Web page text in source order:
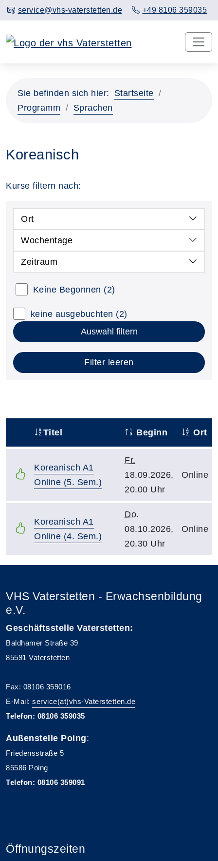
service@vhs-vaterstetten.de +49 8106 359035
Sie befinden sich hier:
Startseite
Programm
Sprachen
Koreanisch
Kurse filtern nach:
Ort
Wochentage
Zeitraum
Keine Begonnen (2)
keine ausgebuchten (2)
Auswahl filtern
Filter leeren
Titel Beginn Ort
Koreanisch A1
Online (5. Sem.)
Fr.
18.09.2026,
20.00 Uhr
Online
Koreanisch A1
Online (4. Sem.)
Do.
08.10.2026,
20.30 Uhr
Online
VHS Vaterstetten - Erwachsenbildung
e.V.
Geschäftsstelle Vaterstetten:
Baldhamer Straße 39
85591 Vaterstetten
Fax: 08106 359016
E-Mail: service(at)vhs-Vaterstetten.de
Telefon: 08106 359035
Außenstelle Poing:
Friedensstraße 5
85586 Poing
Telefon: 08106 359091
Öffnungszeiten